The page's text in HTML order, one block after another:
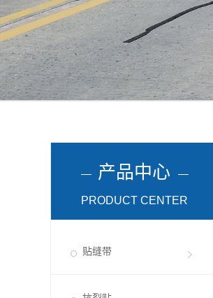
产品中心
PRODUCT CENTER
贴缝带